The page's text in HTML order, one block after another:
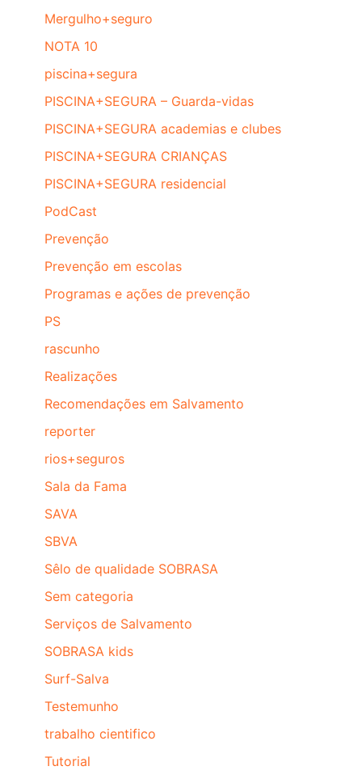
Mergulho+seguro
NOTA 10
piscina+segura
PISCINA+SEGURA – Guarda-vidas
PISCINA+SEGURA academias e clubes
PISCINA+SEGURA CRIANÇAS
PISCINA+SEGURA residencial
PodCast
Prevenção
Prevenção em escolas
Programas e ações de prevenção
PS
rascunho
Realizações
Recomendações em Salvamento
reporter
rios+seguros
Sala da Fama
SAVA
SBVA
Sêlo de qualidade SOBRASA
Sem categoria
Serviços de Salvamento
SOBRASA kids
Surf-Salva
Testemunho
trabalho cientifico
Tutorial